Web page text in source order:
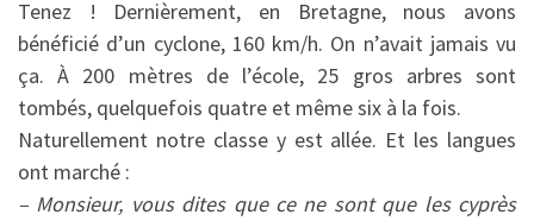
Tenez ! Dernièrement, en Bretagne, nous avons
bénéficié d’un cyclone, 160 km/h. On n’avait jamais vu
ça. À 200 mètres de l’école, 25 gros arbres sont
tombés, quelquefois quatre et même six à la fois.
Naturellement notre classe y est allée. Et les langues
ont marché :
– Monsieur, vous dites que ce ne sont que les cyprès